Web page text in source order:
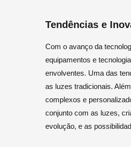
Tendências e
Com o avanço da
equipamentos e
envolventes. Uma das
as luzes tradicionais.
complexos e
conjunto com as luzes,
evolução, e as